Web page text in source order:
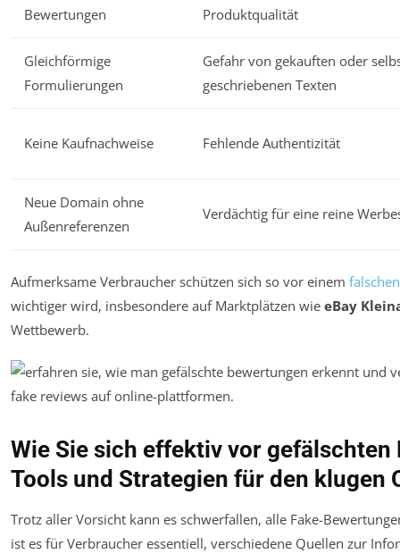
Bewertungen
Produktqualität
Gleichförmige
Formulierungen
Gefahr von gekauften oder
geschriebenen Texten
Keine Kaufnachweise Fehlende Authentizität
Neue Domain ohne
Außenreferenzen
Verdächtig für eine reine
Aufmerksame Verbraucher schützen sich so vor einem falschen
wichtiger wird, insbesondere auf Marktplätzen wie eBay
Wettbewerb.
Wie Sie sich effektiv vor
Tools und Strategien für den klugen
Trotz aller Vorsicht kann es schwerfallen, alle Fake-
ist es für Verbraucher essentiell, verschiedene Quellen zur